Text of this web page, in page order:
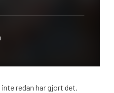
redan har gjort det.